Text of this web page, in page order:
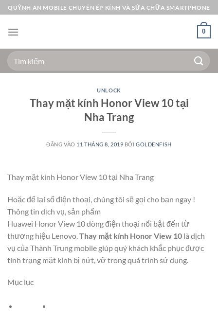
Bỏ
qua
nội
QUỲNH AN MOBILE CHUYÊN ÉP KÍNH VÀ SỬA CHỮA SMARTPHONE
0
Tìm
kiếm:
UNLOCK
Thay mặt kính Honor View 10 tại
Nha Trang
ĐĂNG VÀO 11 THÁNG 8, 2019 BỞIGOLDENFISH
Thay mặt kính Honor View 10 tại Nha Trang
Hoặc để lại số điện thoại, chúng tôi sẽ gọi cho bạn ngay !
Thông tin dịch vụ, sản phẩm
Huawei Honor View 10 dòng điện thoại nổi bật đến từ
thương hiệu Lenovo. Thay mặt kính Honor View 10 là dịch
vụ của Thành Trung mobile giúp quý khách khắc phục được
tình trạng mặt kính bị nứt, vỡ trong quá trình sử dụng.
Mục lục